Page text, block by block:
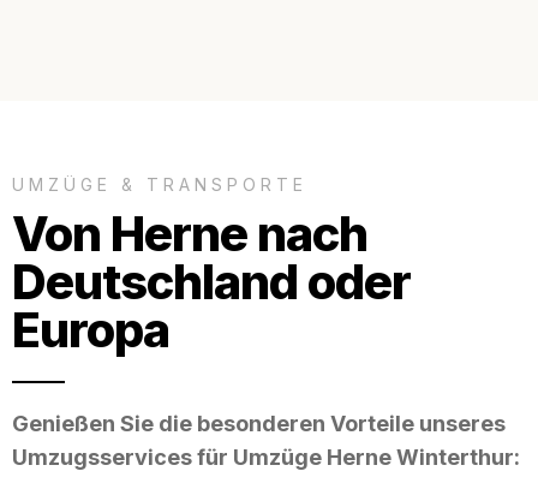
UMZÜGE & TRANSPORTE
Von Herne nach
Deutschland oder
Europa
Genießen Sie die besonderen Vorteile unseres
Umzugsservices für Umzüge Herne Winterthur: